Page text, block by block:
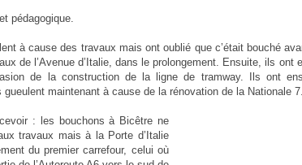
pédagogique.
à cause des travaux mais ont oublié que c’était bouché
de l’Avenue d’Italie, dans le prolongement. Ensuite, ils
de la construction de la ligne de tramway. Ils ont
maintenant à cause de la rénovation de la Nationale 7.
: les bouchons à Bicêtre ne
travaux mais à la Porte d’Italie
du premier carrefour, celui où